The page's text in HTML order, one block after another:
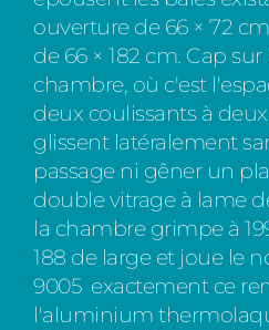
ouverture de 66 × 72
de 66 × 182 cm. Cap
chambre, où c'est
deux coulissants à
glissent latéralement
passage ni gêner un
double vitrage à lame
la chambre grimpe à
188 de large et joue le
9005 exactement ce
l'aluminium